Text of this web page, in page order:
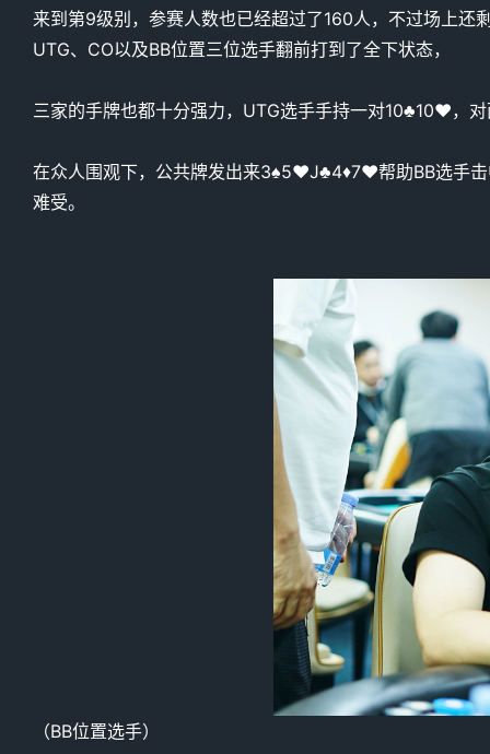
来到第9级别，参赛人数也已经超过了160人，不过场上
UTG、CO以及BB位置三位选手翻前打到了全下状态，
三家的手牌也都十分强力，UTG选手手持一对10♣️10♥️，
在众人围观下，公共牌发出来3♠️5♥️J♣️4♦️7♥️帮助BB选手
难受。
（BB位置选手）